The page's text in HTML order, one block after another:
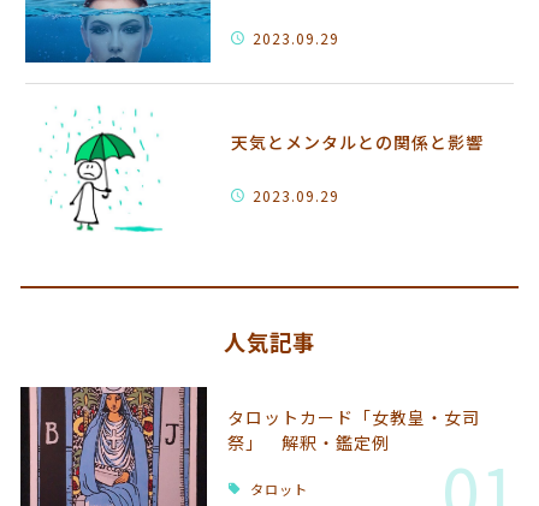
2023.09.29
天気とメンタルとの関係と影響
2023.09.29
人気記事
タロットカード「女教皇・女司
祭」 解釈・鑑定例
タロット